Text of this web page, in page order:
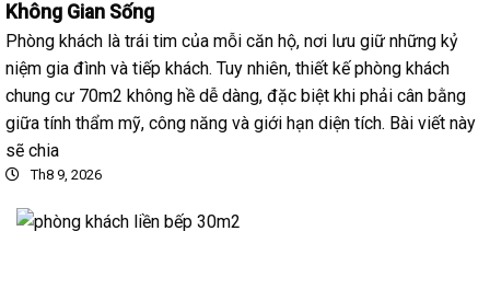
Không Gian Sống
Phòng khách là trái tim của mỗi căn hộ, nơi lưu giữ những kỷ
niệm gia đình và tiếp khách. Tuy nhiên, thiết kế phòng khách
chung cư 70m2 không hề dễ dàng, đặc biệt khi phải cân bằng
giữa tính thẩm mỹ, công năng và giới hạn diện tích. Bài viết này
sẽ chia
Th8 9, 2026